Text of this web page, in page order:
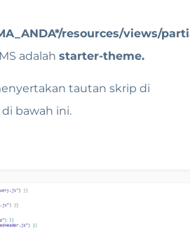
resources/views/
adalah starter-theme.
tautan skrip di
bawah ini.